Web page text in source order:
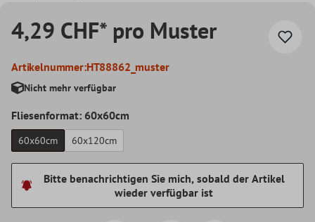
4,29 CHF* pro Muster
Artikelnummer:HT88862_muster
Nicht mehr verfügbar
Fliesenformat: 60x60cm
60x60cm 60x120cm
Bitte benachrichtigen Sie mich, sobald der Artikel
wieder verfügbar ist